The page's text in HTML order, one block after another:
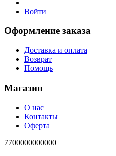
Войти
Оформление заказа
Доставка и оплата
Возврат
Помощь
Магазин
О нас
Контакты
Оферта
7700000000000